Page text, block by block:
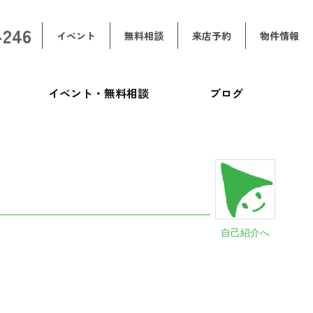
イベント 無料相談 来店予約 物件情報
イベント・無料相談 ブログ
自己紹介へ